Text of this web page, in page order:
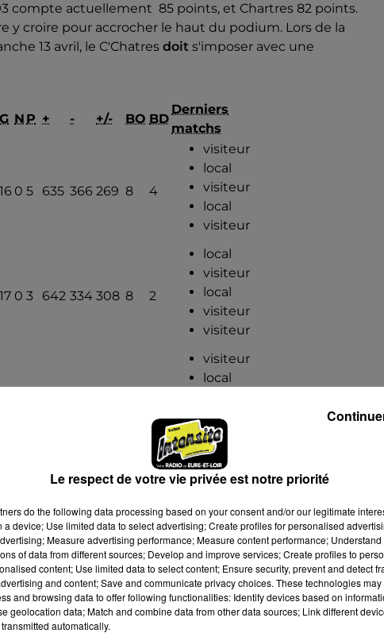
compte actuellement 85 points, et Chartres 82 points.
y croire pour accrocher le haut du podium. Lors de la
13 avril, le C'Chatres doit s'imposer avec une
G N P + - +/- BO BD
Derniers
matchs
16 0 5 635 366 269 8 4
visiteur
local
visiteur
local
visiteur
17 0 3 642 334 308 8 2
local
visiteur
local
visiteur
visiteur
visiteur
local
local
visiteur
12 0 9 545 439 106 9
local
local
local
visiteur
11 0 10531 48744 4 4
local
visiteur
local
Le respect de votre vie privée est notre priorité
do the following data processing based on your consent and/or our legitimate
a device; Use limited data to select advertising; Create profiles for personalised
Measure advertising performance; Measure content performance;
of data from different sources; Develop and improve services; Create profiles to
content; Use limited data to select content; Ensure security, prevent and detect
and content; Save and communicate privacy choices. These technologies
and browsing data to offer following functionalities: Identify devices based on
geolocation data; Match and combine data from other data sources; Link different
automatically.